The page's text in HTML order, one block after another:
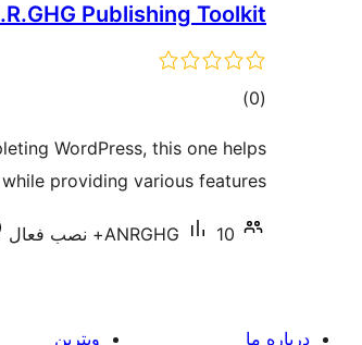
Publishing Toolkit
(0 مجموع)
WordPress, this one helps
providing various features.
ANRGHG 10+ نصب فعال
درباره ما ویترین